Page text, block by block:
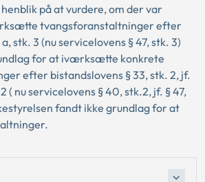
på at vurdere, om der var
tvangsforanstaltninger efter
stk. 3 (nu servicelovens § 47, stk. 3)
for at iværksætte konkrete
efter bistandslovens § 33, stk. 2, jf.
( nu servicelovens § 40, stk.2, jf. § 47,
fandt ikke grundlag for at